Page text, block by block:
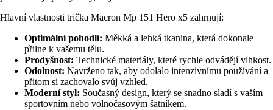
Hlavní vlastnosti trička Macron Mp 151 Hero x5 zahrnují:
Optimální pohodlí: Měkká a lehká tkanina, která dokonale
přilne k vašemu tělu.
Prodyšnost: Technické materiály, které rychle odvádějí vlhkost.
Odolnost: Navrženo tak, aby odolalo intenzivnímu používání a
přitom si zachovalo svůj vzhled.
Moderní styl: Současný design, který se snadno sladí s vaším
sportovním nebo volnočasovým šatníkem.